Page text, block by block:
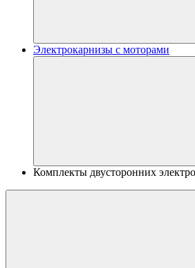
Электрокарнизы с моторами
Комплекты двусторонних